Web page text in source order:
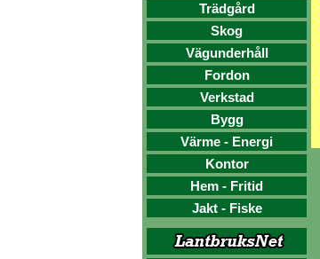
Trädgård
Skog
Vägunderhåll
Fordon
Verkstad
Bygg
Värme - Energi
Kontor
Hem - Fritid
Jakt - Fiske